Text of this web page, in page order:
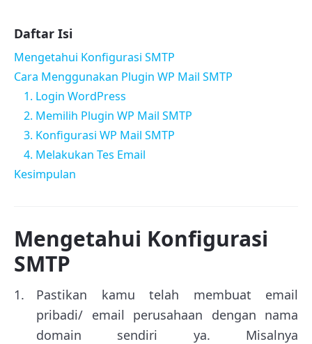
Daftar Isi
Mengetahui Konfigurasi SMTP
Cara Menggunakan Plugin WP Mail SMTP
1. Login WordPress
2. Memilih Plugin WP Mail SMTP
3. Konfigurasi WP Mail SMTP
4. Melakukan Tes Email
Kesimpulan
Mengetahui Konfigurasi
SMTP
Pastikan kamu telah membuat email
pribadi/ email perusahaan dengan nama
domain sendiri ya. Misalnya